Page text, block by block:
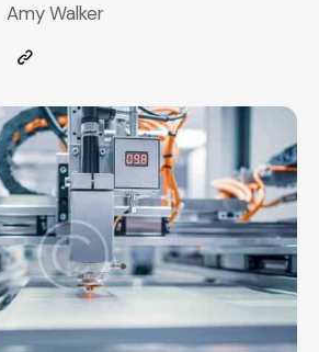
Amy Walker